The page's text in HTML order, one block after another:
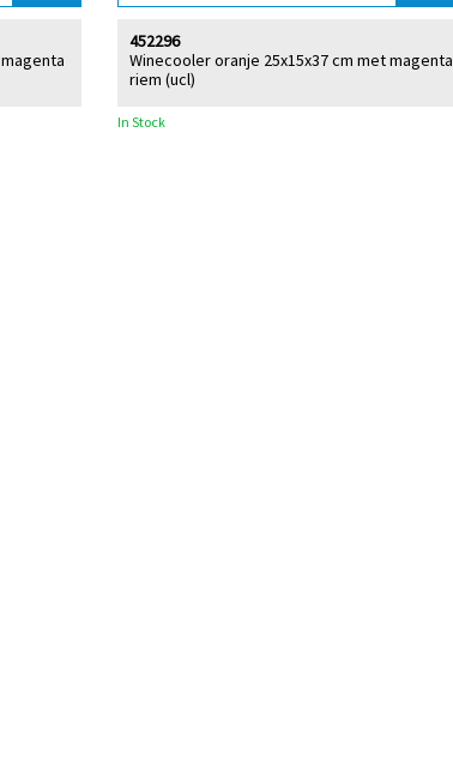
Winecooler oranje 25x15x37 cm met magenta
riem (ucl)
452296
In Stock